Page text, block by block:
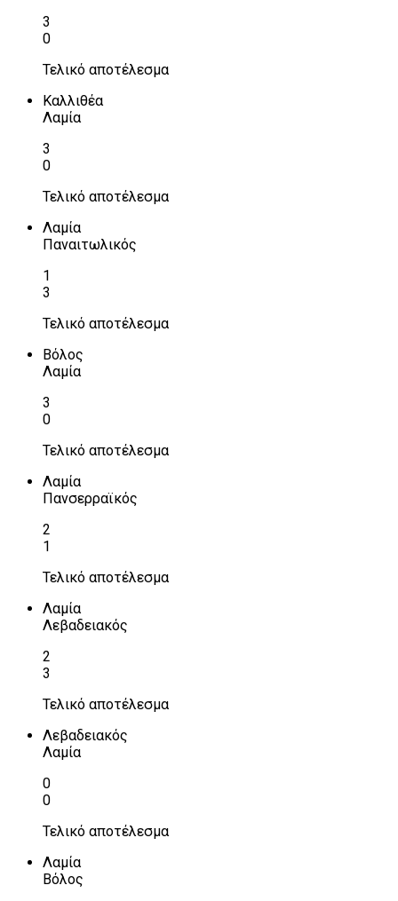
3
0
Τελικό αποτέλεσμα
Καλλιθέα
Λαμία
3
0
Τελικό αποτέλεσμα
Λαμία
Παναιτωλικός
1
3
Τελικό αποτέλεσμα
Βόλος
Λαμία
3
0
Τελικό αποτέλεσμα
Λαμία
Πανσερραϊκός
2
1
Τελικό αποτέλεσμα
Λαμία
Λεβαδειακός
2
3
Τελικό αποτέλεσμα
Λεβαδειακός
Λαμία
0
0
Τελικό αποτέλεσμα
Λαμία
Βόλος